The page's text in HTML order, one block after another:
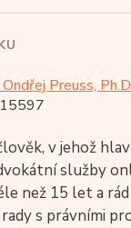
Preuss, Ph.D.
v jehož
služby
než 15 let a
s právními